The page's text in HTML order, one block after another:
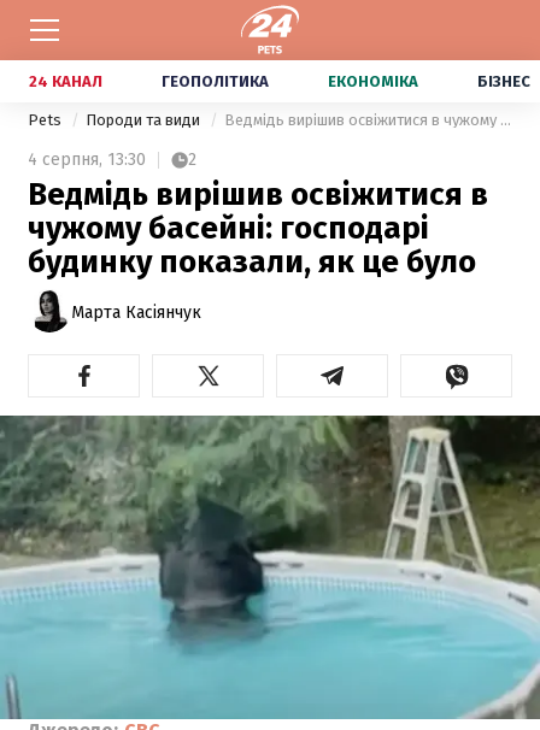
24 КАНАЛ ГЕОПОЛІТИКА ЕКОНОМІКА БІЗНЕС
Pets Породи та види Ведмідь вирішив освіжитися в чужому басейні: господарі будинку показали, як це було
4 серпня, 13:30 2
Ведмідь вирішив освіжитися в
чужому басейні: господарі
будинку показали, як це було
Марта Касіянчук